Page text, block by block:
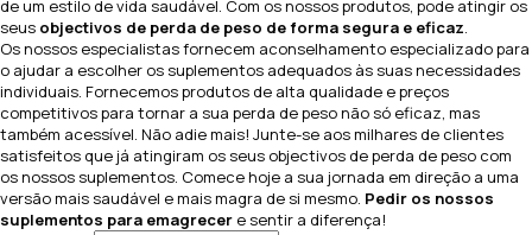
de um estilo de vida saudável. Com os nossos produtos, pode atingir os
seus objectivos de perda de peso de forma segura e eficaz
Os nossos especialistas fornecem aconselhamento especializado para
o ajudar a escolher os suplementos adequados às suas necessidades
individuais. Fornecemos produtos de alta qualidade e preços
competitivos para tornar a sua perda de peso não só eficaz, mas
também acessível. Não adie mais! Junte-se aos milhares de clientes
satisfeitos que já atingiram os seus objectivos de perda de peso com
os nossos suplementos. Comece hoje a sua jornada em direção a uma
versão mais saudável e mais magra de si mesmo. Pedir os nossos
suplementos para emagrecer e sentir a diferença!